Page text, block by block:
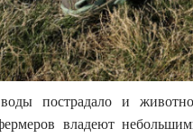
пострадало и
владеют